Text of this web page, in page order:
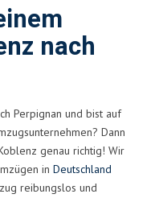
nach
Perpignan und bist auf
Dann
genau richtig! Wir
in Deutschland
reibungslos und